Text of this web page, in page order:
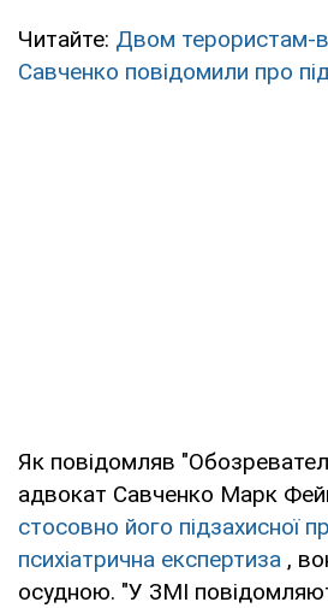
Читайте: Двом терористам-
Савченко повідомили про
Як повідомляв
адвокат Савченко Марк
стосовно його підзахисної
психіатрична експертиза ,
осудною. "У ЗМІ